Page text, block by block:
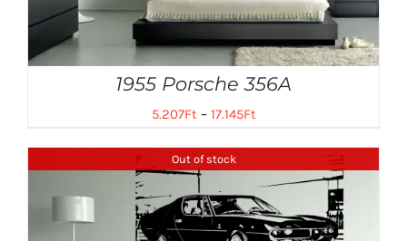
1955 Porsche 356A
5.207Ft– 17.145Ft
Out of stock